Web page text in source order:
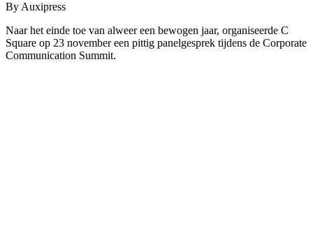
By Auxipress
Naar het einde toe van alweer een bewogen jaar, organiseerde C
Square op 23 november een pittig panelgesprek tijdens de Corporate
Communication Summit.